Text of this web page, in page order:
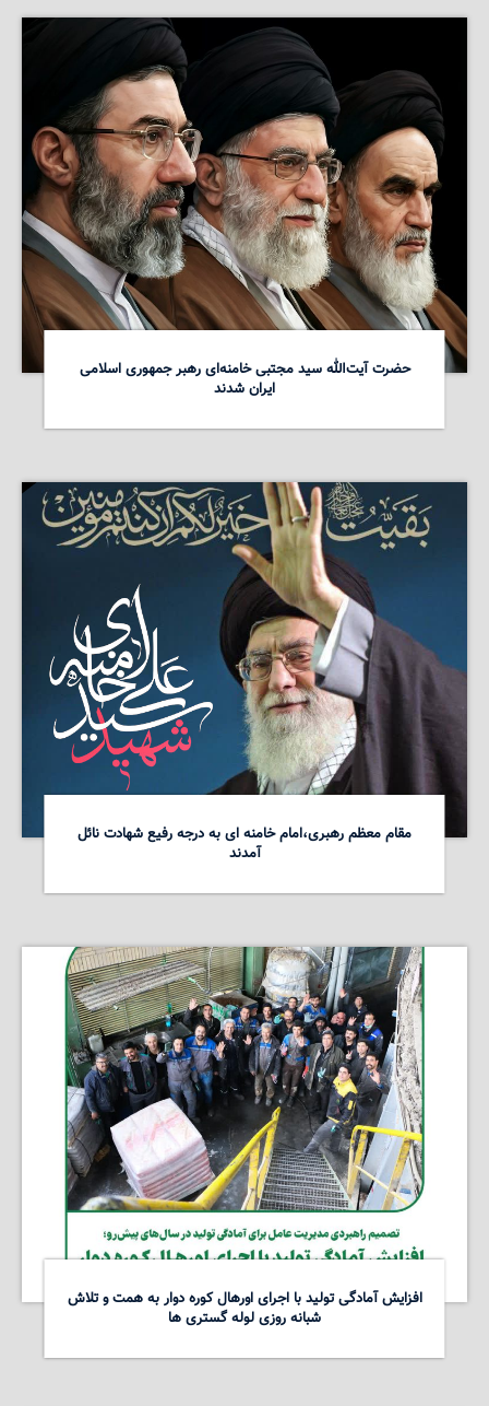
حضرت آیت‌الله سید مجتبی خامنه‌ای رهبر جمهوری اسلامی
ایران شدند
مقام معظم رهبری،امام خامنه ای به درجه رفیع شهادت نائل
آمدند
افزایش آمادگی تولید با اجرای اورهال کوره دوار به همت و تلاش
شبانه روزی لوله گستری ها